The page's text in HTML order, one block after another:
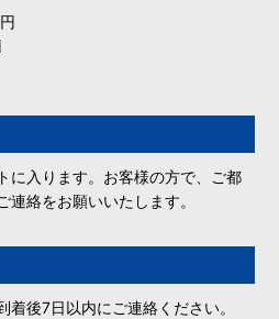
に入ります。お客様の方で、ご都
絡をお願いいたします。
後7日以内にご連絡ください。